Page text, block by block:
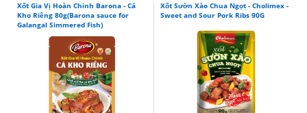
Xốt Gia Vị Hoàn Chỉnh Barona - Cá
Kho Riềng 80g(Barona sauce for
Galangal Simmered Fish)
Xốt Sườn Xào Chua Ngọt - Cholimex -
Sweet and Sour Pork Ribs 90G